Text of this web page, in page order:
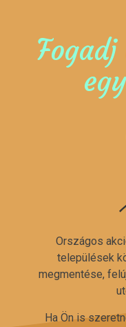
Országos
települések
megmentése,
Ha Ön is